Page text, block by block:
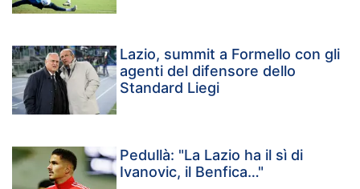
Lazio, summit a Formello con gli
agenti del difensore dello
Standard Liegi
Pedullà: "La Lazio ha il sì di
Ivanovic, il Benfica…"